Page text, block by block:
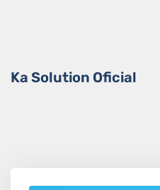
Ka Solution Oficial